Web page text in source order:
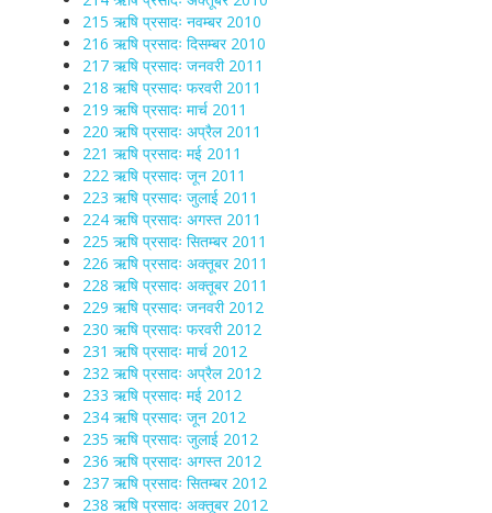
215 ऋषि प्रसादः नवम्बर 2010
216 ऋषि प्रसादः दिसम्बर 2010
217 ऋषि प्रसादः जनवरी 2011
218 ऋषि प्रसादः फरवरी 2011
219 ऋषि प्रसादः मार्च 2011
220 ऋषि प्रसादः अप्रैल 2011
221 ऋषि प्रसादः मई 2011
222 ऋषि प्रसादः जून 2011
223 ऋषि प्रसादः जुलाई 2011
224 ऋषि प्रसादः अगस्त 2011
225 ऋषि प्रसादः सितम्बर 2011
226 ऋषि प्रसादः अक्तूबर 2011
228 ऋषि प्रसादः अक्तूबर 2011
229 ऋषि प्रसादः जनवरी 2012
230 ऋषि प्रसादः फरवरी 2012
231 ऋषि प्रसादः मार्च 2012
232 ऋषि प्रसादः अप्रैल 2012
233 ऋषि प्रसादः मई 2012
234 ऋषि प्रसादः जून 2012
235 ऋषि प्रसादः जुलाई 2012
236 ऋषि प्रसादः अगस्त 2012
237 ऋषि प्रसादः सितम्बर 2012
238 ऋषि प्रसादः अक्तूबर 2012